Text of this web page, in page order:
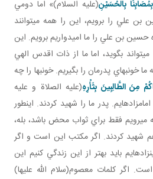
بِمُصَابِنَا بِالْحُسَيْنِ(عليه السلام)» اما دومي
علي را برويم، اين را همه مي توانند
حسين بن علي را ما اميدواريم برويم. اين
تواند بگويد، اما ما از ذات اقدس الهي
خونبهاي پدرمان را بگيريم. خونبها را چه
مِنَ الطَّالِبِينَ بِثَأْرِهِ(عليه الصلاة و عليه
امامزاده ايم. پدر ما را شهيد کردند. اين طور
مي رويم فقط براي ثواب محض باشد، بله،
شهيد کردند. اگر مکتب اين است و اگر
ايم بايد بهتر از اين زندگي کنيم اين
اگر کلمات معصوم(سلام الله عليها)